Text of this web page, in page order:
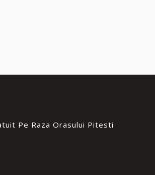
Pe Raza Orasului Pitesti